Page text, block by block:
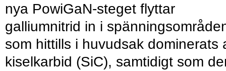
nya PowiGaN-steget flyttar
galliumnitrid in i
som hittills i huvudsak dominerats
kiselkarbid (SiC), samtidigt som